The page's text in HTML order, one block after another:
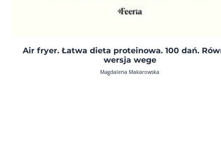
Air fryer. Łatwa dieta proteinowa. 100 dań.
wersja wege
Magdalena Makarowska